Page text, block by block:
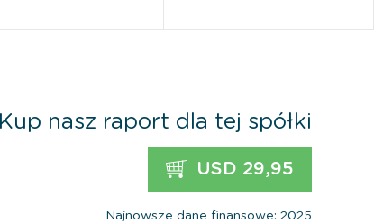
Kup nasz raport dla tej spółki
USD 29,95
Najnowsze dane finansowe: 2025